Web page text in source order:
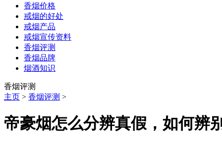
香烟价格
戒烟的好处
戒烟产品
戒烟宣传资料
香烟评测
香烟品牌
烟酒知识
香烟评测
主页 > 香烟评测 >
帝豪烟怎么分辨真假，如何辨